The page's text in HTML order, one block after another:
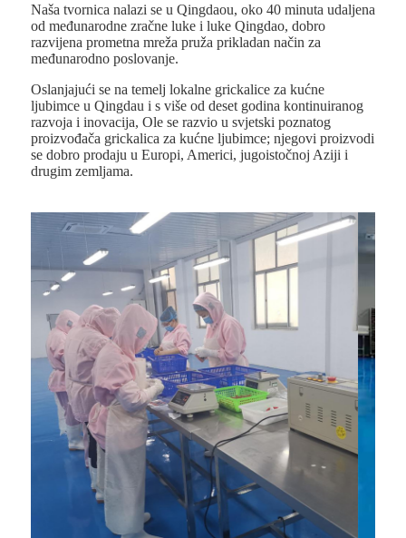
Naša tvornica nalazi se u Qingdaou, oko 40 minuta udaljena
od međunarodne zračne luke i luke Qingdao, dobro
razvijena prometna mreža pruža prikladan način za
međunarodno poslovanje.
Oslanjajući se na temelj lokalne grickalice za kućne
ljubimce u Qingdau i s više od deset godina kontinuiranog
razvoja i inovacija, Ole se razvio u svjetski poznatog
proizvođača grickalica za kućne ljubimce; njegovi proizvodi
se dobro prodaju u Europi, Americi, jugoistočnoj Aziji i
drugim zemljama.